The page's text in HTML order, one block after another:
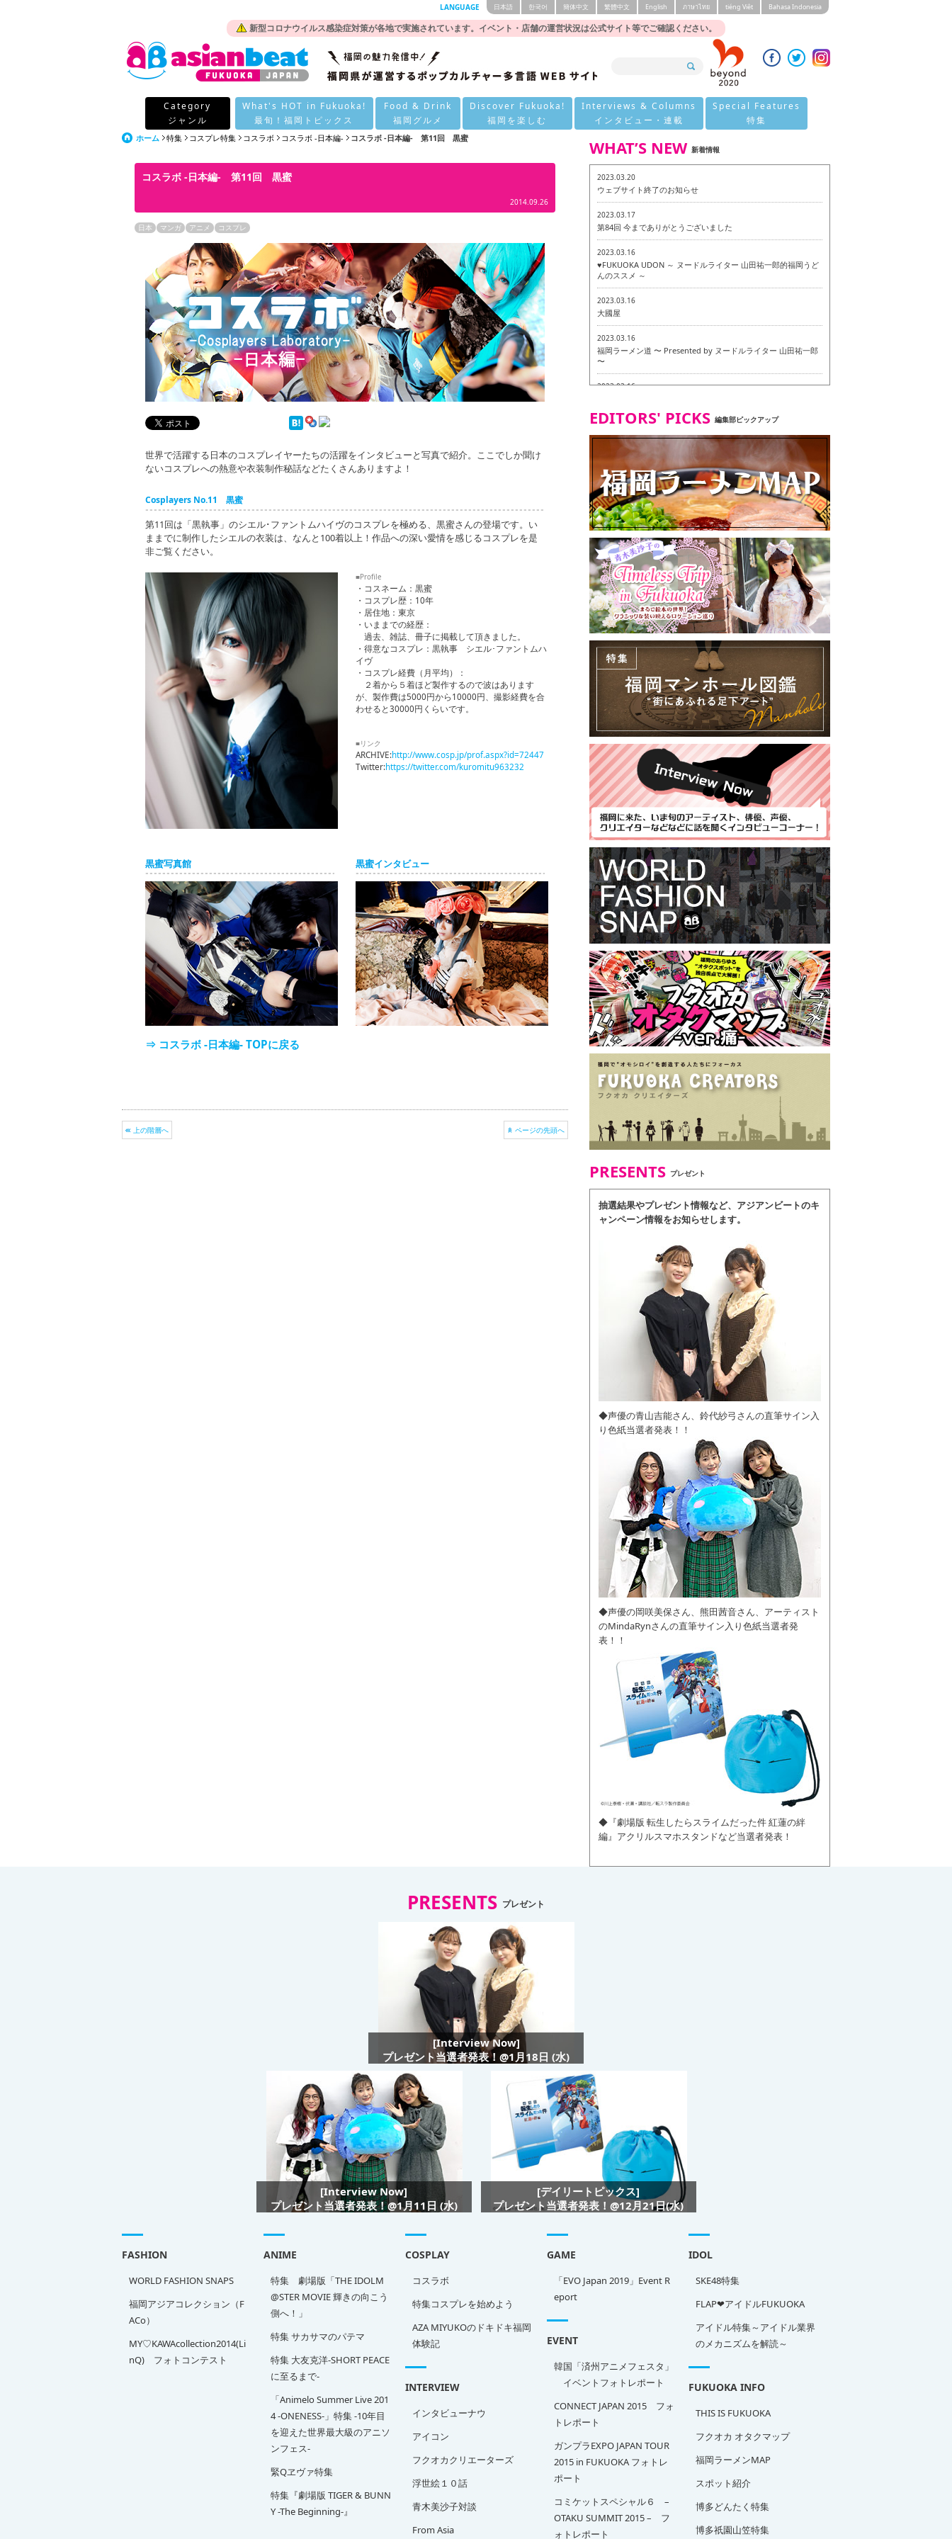
新型コロナウイルス感染症対策が各地で実施されています。イベント・店舗の運営状況は公式サイト等でご確認ください。
LANGUAGE 日本語 한국어 簡体中文 繁體中文 English ภาษาไทย tiéng Viêt Bahasa Indonesia
Category
ジャンル
What's HOT in Fukuoka!
最旬！福岡トピックス
Food & Drink
福岡グルメ
Discover Fukuoka!
福岡を楽しむ
Interviews & Columns
インタビュー・連載
Special Features
特集
ホーム 特集 コスプレ特集 コスラボ コスラボ -日本編- コスラボ -日本編- 第11回 黒蜜
コスラボ -日本編- 第11回 黒蜜
2014.09.26
日本 マンガ アニメ コスプレ
世界で活躍する日本のコスプレイヤーたちの活躍をインタビューと写真で紹介。ここでしか聞け
ないコスプレへの熱意や衣装制作秘話などたくさんありますよ！
Cosplayers No.11 黒蜜
第11回は「黒執事」のシエル･ファントムハイヴのコスプレを極める、黒蜜さんの登場です。い
ままでに制作したシエルの衣装は、なんと100着以上！作品への深い愛情を感じるコスプレを是
非ご覧ください。
■Profile
・コスネーム：黒蜜
・コスプレ歴：10年
・居住地：東京
・いままでの経歴：
過去、雑誌、冊子に掲載して頂きました。
・得意なコスプレ：黒執事 シエル･ファントムハ
イヴ
・コスプレ経費（月平均）：
２着から５着ほど製作するので波はあります
が、製作費は5000円から10000円、撮影経費を合
わせると30000円くらいです。
■リンク
ARCHIVE:http://www.cosp.jp/prof.aspx?id=72447
Twitter:https://twitter.com/kuromitu963232
黒蜜写真館 黒蜜インタビュー
⇒ コスラボ -日本編- TOPに戻る
上の階層へ ページの先頭へ
WHAT’S NEW 新着情報
2023.03.20
ウェブサイト終了のお知らせ
2023.03.17
第84回 今までありがとうございました
2023.03.16
♥FUKUOKA UDON ～ ヌードルライター 山田祐一郎的福岡うど
んのススメ ～
2023.03.16
大國屋
2023.03.16
福岡ラーメン道 〜 Presented by ヌードルライター 山田祐一郎
〜
2023.03.16
2023.03.07
ヴィーガン・ベジタリアンメニュー試食ツアー in 福岡市
2023.03.07
磯ぎよからず 博多本店 〜 ヴィーガン・ベジタリアンメニュー試
食ツアー in 福岡市！〜
2023.03.02
リトルスタンド大名店 〜 ヴィーガン・ベジタリアンメニュー
試食ツアー in 福岡市！〜
2023.02.28
東筑軒 折尾本社うどん店
EDITORS' PICKS 編集部ピックアップ
PRESENTS プレゼント
抽選結果やプレゼント情報など、アジアンビートのキ
ャンペーン情報をお知らせします。
◆声優の青山吉能さん、鈴代紗弓さんの直筆サイン入
り色紙当選者発表！！
◆声優の岡咲美保さん、熊田茜音さん、アーティスト
のMindaRynさんの直筆サイン入り色紙当選者発
表！！
◆『劇場版 転生したらスライムだった件 紅蓮の絆
編』アクリルスマホスタンドなど当選者発表！
PRESENTS プレゼント
[Interview Now]
プレゼント当選者発表！@1月18日 (水)
[Interview Now]
プレゼント当選者発表！@1月11日 (水)
[デイリートピックス]
プレゼント当選者発表！@12月21日(水)
FASHION
WORLD FASHION SNAPS
福岡アジアコレクション（F
ACo）
MY♡KAWAcollection2014(Li
nQ) フォトコンテスト
ANIME
特集 劇場版「THE IDOLM
@STER MOVIE 輝きの向こう
側へ！」
特集 サカサマのパテマ
特集 大友克洋-SHORT PEACE
に至るまで-
「Animelo Summer Live 201
4 -ONENESS-」特集 -10年目
を迎えた世界最大級のアニソ
ンフェス-
緊Qヱヴァ特集
特集『劇場版 TIGER & BUNN
Y -The Beginning-』
COSPLAY
コスラボ
特集コスプレを始めよう
AZA MIYUKOのドキドキ福岡
体験記
GAME
「EVO Japan 2019」Event R
eport
IDOL
SKE48特集
FLAP❤アイドルFUKUOKA
アイドル特集～アイドル業界
のメカニズムを解読～
EVENT
韓国「済州アニメフェスタ」
イベントフォトレポート
CONNECT JAPAN 2015 フォ
トレポート
ガンプラEXPO JAPAN TOUR
2015 in FUKUOKA フォトレ
ポート
コミケットスペシャル６ –
OTAKU SUMMIT 2015 – フ
ォトレポート
INTERVIEW
インタビューナウ
アイコン
フクオカクリエーターズ
浮世絵１０話
青木美沙子対談
From Asia
FUKUOKA INFO
THIS IS FUKUOKA
フクオカ オタクマップ
福岡ラーメンMAP
スポット紹介
博多どんたく特集
博多祇園山笠特集